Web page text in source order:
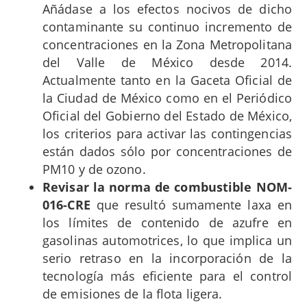
Añádase a los efectos nocivos de dicho
contaminante su continuo incremento de
concentraciones en la Zona Metropolitana
del Valle de México desde 2014.
Actualmente tanto en la Gaceta Oficial de
la Ciudad de México como en el Periódico
Oficial del Gobierno del Estado de México,
los criterios para activar las contingencias
están dados sólo por concentraciones de
PM10 y de ozono.
Revisar la norma de combustible NOM-
016-CRE que resultó sumamente laxa en
los límites de contenido de azufre en
gasolinas automotrices, lo que implica un
serio retraso en la incorporación de la
tecnología más eficiente para el control
de emisiones de la flota ligera.